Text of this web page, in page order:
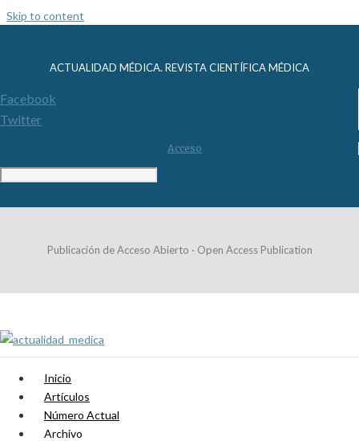
Skip to content
ACTUALIDAD MÉDICA. REVISTA CIENTÍFICA MÉDICA
Facebook
Twitter
Acceso
Publicación de Acceso Abierto · Open Access Publication
Inicio
Artículos
Número Actual
Archivo